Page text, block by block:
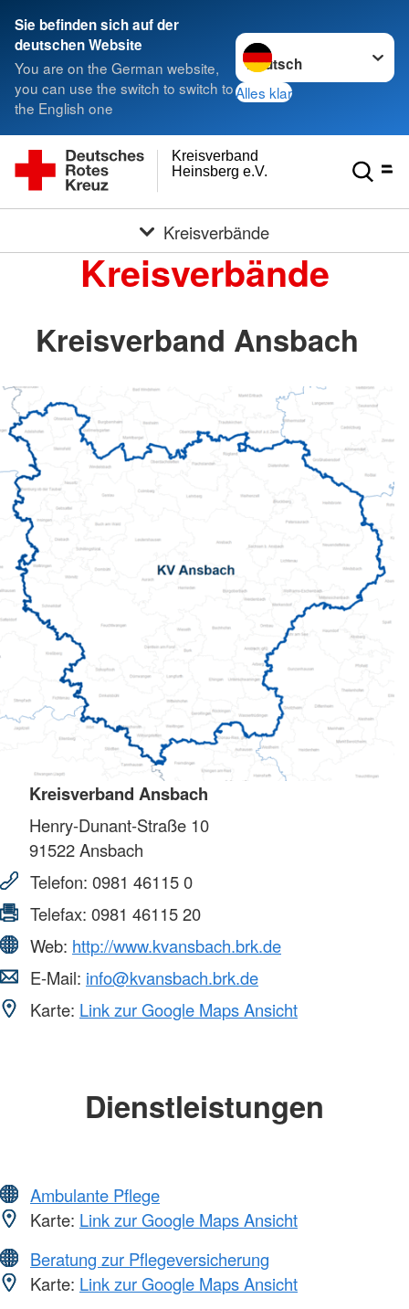
Sie befinden sich auf der
deutschen Website
You are on the German website,
you can use the switch to switch to
the English one
Sprache wechseln zu
Alles klar
Heinsberg e.V.
Kreisverband
Kreisverbände
Kreisverbände
Kreisverband Ansbach
Kreisverband Ansbach
Henry-Dunant-Straße 10
91522Ansbach
Telefon: 0981 46115 0
Telefax: 0981 46115 20
Web: http://www.kvansbach.brk.de
E-Mail: info@kvansbach.brk.de
Karte: Link zur Google Maps Ansicht
Dienstleistungen
Ambulante Pflege
Karte: Link zur Google Maps Ansicht
Beratung zur Pflegeversicherung
Karte: Link zur Google Maps Ansicht